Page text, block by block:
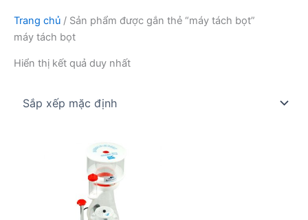
Trang chủ / Sản phẩm được gắn thẻ “máy tách bọt”
máy tách bọt
Hiển thị kết quả duy nhất